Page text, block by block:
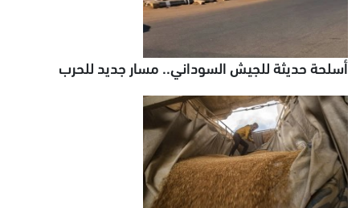
أسلحة حديثة للجيش السوداني.. مسار جديد للحرب